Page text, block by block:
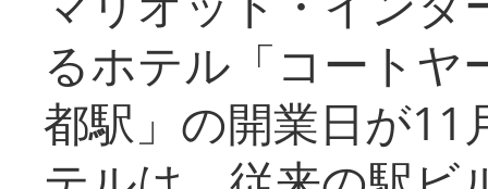
るホテル「コートヤ
都駅」の開業日が11